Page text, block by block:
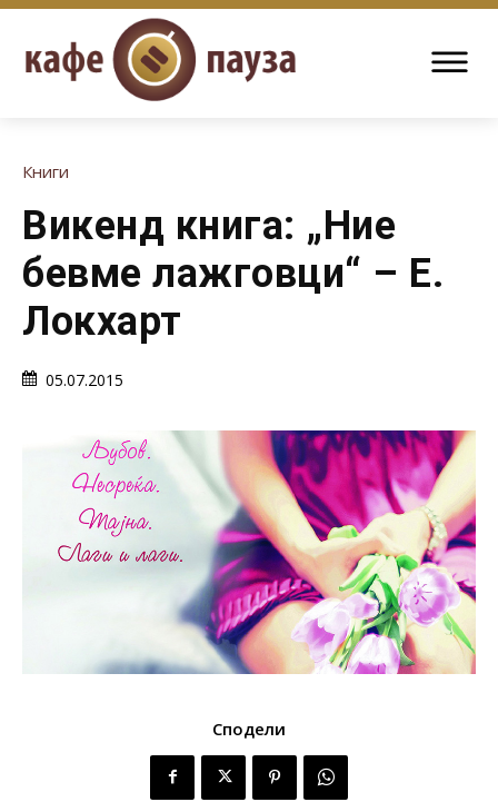
Книги
Викенд книга: „Ние
бевме лажговци“ – Е.
Локхарт
05.07.2015
Сподели